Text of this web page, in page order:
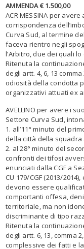
AMMENDA € 1.500,00
ACR MESSINA per
corrispondenza
Curva Sud, al termine
faceva rientro negli
l’Arbitro, due dei quali
Ritenuta la
degli artt. 4, 6, 13
odiosità della condotta
organizzativi attuati ex
AVELLINO per avere i
Settore Curva Sud,
1. all’11° minuto del
della città della
2. al 28° minuto del
confronti dei tifosi
enunciati dalla CGF a
CU 179/CGF (2013/
devono essere
comportanti offesa,
territoriale, ma non
discriminante di tipo
Ritenuta la
degli artt. 6, 13, comma
complessive dei fatti e